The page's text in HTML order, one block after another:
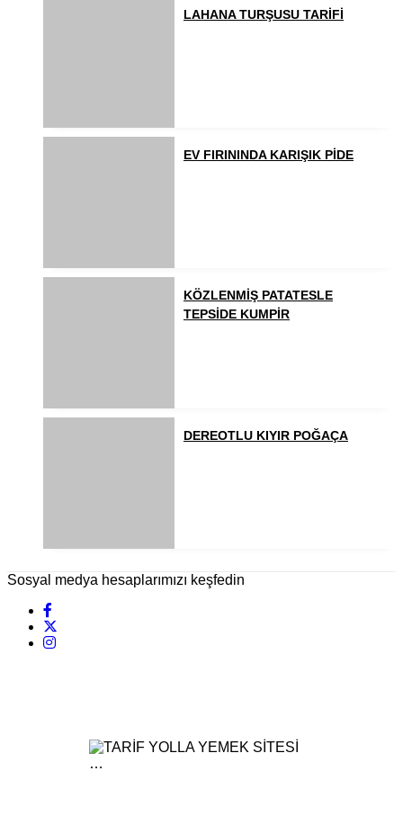
LAHANA TURŞUSU TARİFİ
EV FIRININDA KARIŞIK PİDE
KÖZLENMİŞ PATATESLE
TEPSİDE KUMPİR
DEREOTLU KIYIR POĞAÇA
Sosyal medya hesaplarımızı keşfedin